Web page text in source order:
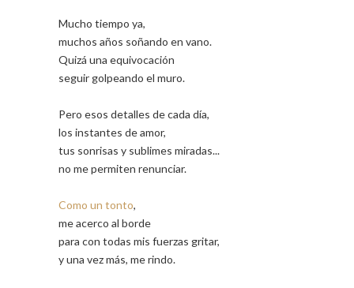
Mucho tiempo ya,
muchos años soñando en vano.
Quizá una equivocación
seguir golpeando el muro.
Pero esos detalles de cada día,
los instantes de amor,
tus sonrisas y sublimes miradas...
no me permiten renunciar.
Como un tonto,
me acerco al borde
para con todas mis fuerzas gritar,
y una vez más, me rindo.